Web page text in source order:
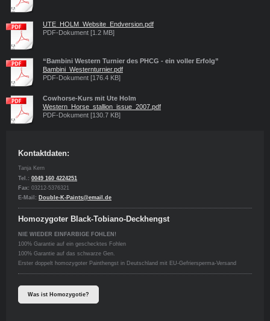
UTE_HOLM_Website_Endversion.pdf
PDF-Dokument [1.2 MB]
“Bambini Western Turnier des PHCG - ein voller Erfolg”
Bambini_Westernturnier.pdf
PDF-Dokument [176.4 KB]
Cowhorse-Kurs mit Ute Holm
Western_Horse_stallion_issue_2007.pdf
PDF-Dokument [130.7 KB]
Kontaktdaten:
Tanja Kern
Tel.: 0049 160 4224251
Fax: 03212-5376321
E-Mail: Double-K-Paints@email.de
Homozygoter Black-Tobiano-Deckhengst
NIE WIEDER EINFARBIGE FOHLEN!
100% Garantie auf ein geschecktes Fohlen
100% Garantie auf das schwarze Gen.
Erster doppelt homozygoter Painthengst in Deutschland mit EU-Gefriersperma-Versand
Was ist Homozygotie?